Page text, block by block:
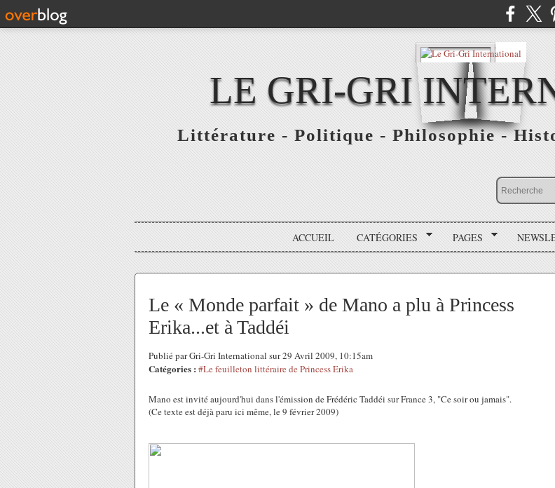
LE GRI-GRI
Littérature - Politique - Philosophie -
ACCUEIL CATÉGORIES PAGES
Le « Monde parfait » de Mano a plu à Princess
Erika...et à Taddéi
Publié par Gri-Gri International sur 29 Avril 2009, 10:15am
Catégories : #Le feuilleton littéraire de Princess Erika
Mano est invité aujourd'hui dans l'émission de Frédéric Taddéi sur France 3, "Ce soir ou jamais".
(Ce texte est déjà paru ici même, le 9 février 2009)